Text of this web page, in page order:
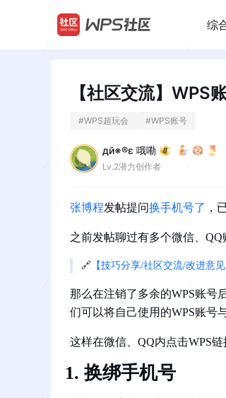
/
综
【社区交流】WPS
#WPS超玩会 #WPS账号
дй※®ε 哦嘞
Lv.2潜力创作者
张博程发帖提问换手机号了 ，
之前发帖聊过有多个微信、QQ
🔗 【技巧分享/社区交流/改进意
那么在注销了多余的WPS账号
们可以将自己使用的WPS账号
这样在微信、QQ内点击WPS
换绑手机号